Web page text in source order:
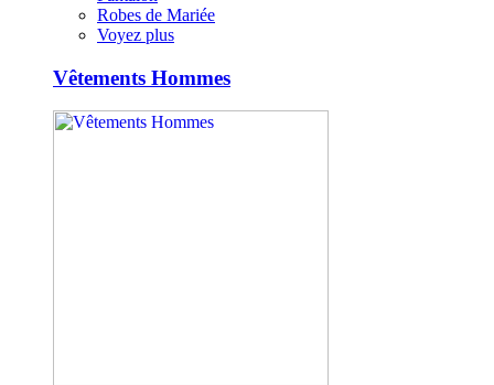
Robes de Mariée
Voyez plus
Vêtements Hommes